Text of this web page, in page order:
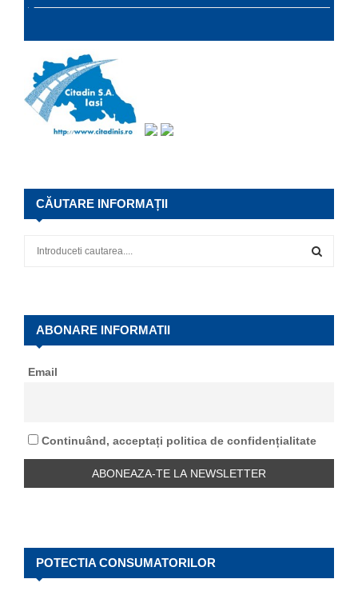
CĂUTARE INFORMAȚII
f
E
A
H
ABONARE INFORMATII
Email
Continuând, acceptați politica de confidențialitate
POTECTIA CONSUMATORILOR